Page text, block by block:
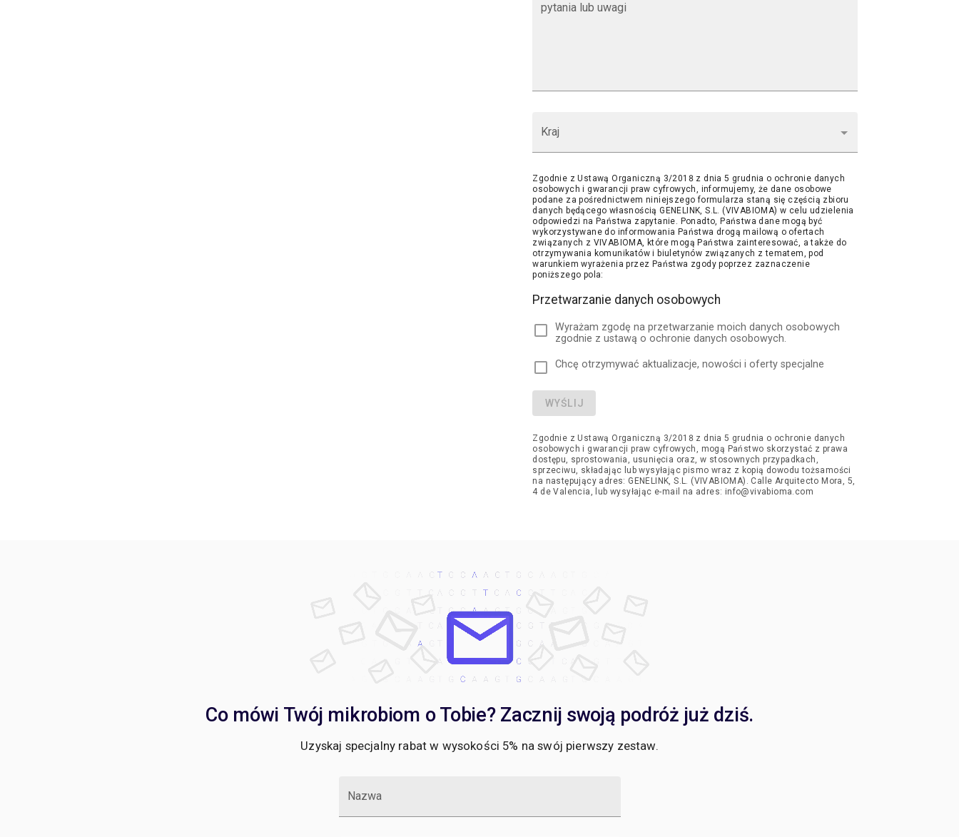
pytania lub uwagi
Kraj
Zgodnie z Ustawą Organiczną 3/2018 z dnia 5 grudnia o ochronie danych
osobowych i gwarancji praw cyfrowych, informujemy, że dane osobowe
podane za pośrednictwem niniejszego formularza staną się częścią zbioru
danych będącego własnością GENELINK, S.L. (VIVABIOMA) w celu udzielenia
odpowiedzi na Państwa zapytanie. Ponadto, Państwa dane mogą być
wykorzystywane do informowania Państwa drogą mailową o ofertach
związanych z VIVABIOMA, które mogą Państwa zainteresować, a także do
otrzymywania komunikatów i biuletynów związanych z tematem, pod
warunkiem wyrażenia przez Państwa zgody poprzez zaznaczenie
poniższego pola:
Przetwarzanie danych osobowych
Wyrażam zgodę na przetwarzanie moich danych osobowych
zgodnie z ustawą o ochronie danych osobowych.
Chcę otrzymywać aktualizacje, nowości i oferty specjalne
WYŚLIJ
Zgodnie z Ustawą Organiczną 3/2018 z dnia 5 grudnia o ochronie danych
osobowych i gwarancji praw cyfrowych, mogą Państwo skorzystać z prawa
dostępu, sprostowania, usunięcia oraz, w stosownych przypadkach,
sprzeciwu, składając lub wysyłając pismo wraz z kopią dowodu tożsamości
na następujący adres: GENELINK, S.L. (VIVABIOMA). Calle Arquitecto Mora, 5,
4 de Valencia, lub wysyłając e-mail na adres: info@vivabioma.com
Co mówi Twój mikrobiom o Tobie? Zacznij swoją podróż już dziś.
Uzyskaj specjalny rabat w wysokości 5% na swój pierwszy zestaw.
Nazwa